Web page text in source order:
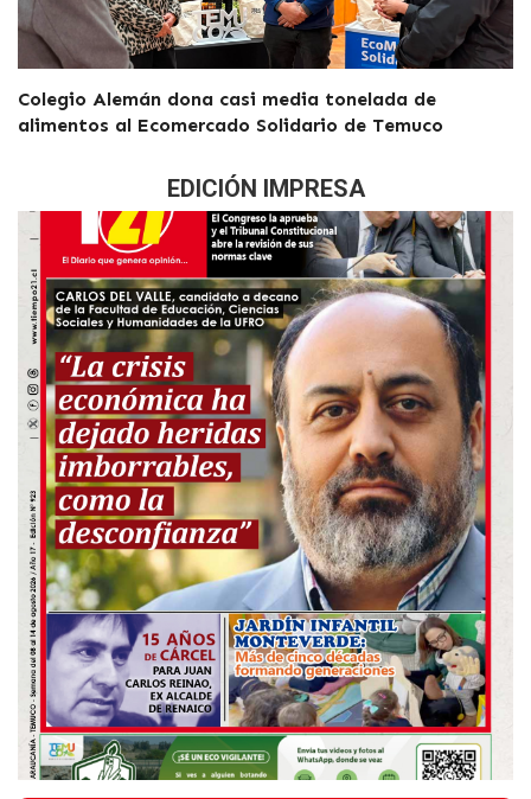
Colegio Alemán dona casi media tonelada de
alimentos al Ecomercado Solidario de Temuco
EDICIÓN IMPRESA